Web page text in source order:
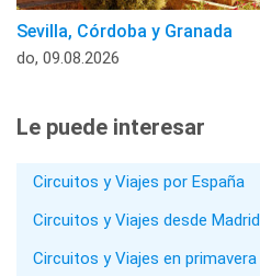
Sevilla, Córdoba y Granada
do, 09.08.2026
Le puede interesar
Circuitos y Viajes por España
Circuitos y Viajes desde Madrid
Circuitos y Viajes en primavera